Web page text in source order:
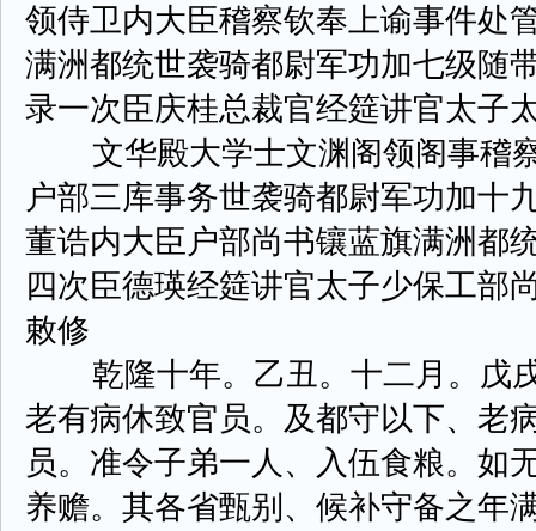
领侍卫内大臣稽察钦奉上谕事件处
满洲都统世袭骑都尉军功加七级随
录一次臣庆桂总裁官经筵讲官太子
文华殿大学士文渊阁领阁事稽
户部三库事务世袭骑都尉军功加十
董诰内大臣户部尚书镶蓝旗满洲都
四次臣德瑛经筵讲官太子少保工部
敕修
乾隆十年。乙丑。十二月。戊
老有病休致官员。及都守以下、老
员。准令子弟一人、入伍食粮。如
养赡。其各省甄别、候补守备之年